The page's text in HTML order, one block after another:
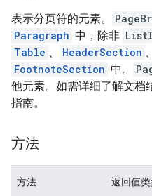
表示分页符的元素。
Paragraph 中，除非
Table 、 HeaderSection 、
FootnoteSection 中。
他元素。如需详细了解文档
指南。
方法
方法 返回值类